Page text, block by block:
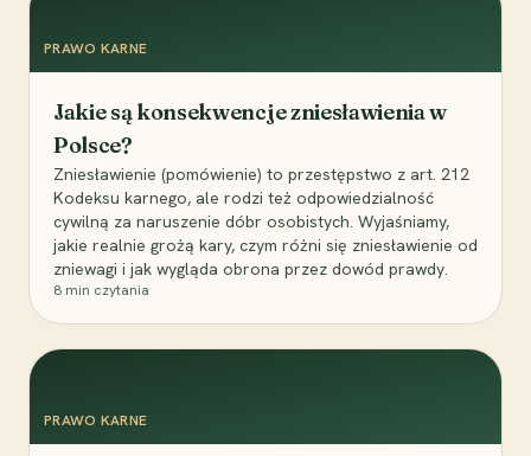
PRAWO KARNE
Jakie są konsekwencje zniesławienia w
Polsce?
Zniesławienie (pomówienie) to przestępstwo z art. 212
Kodeksu karnego, ale rodzi też odpowiedzialność
cywilną za naruszenie dóbr osobistych. Wyjaśniamy,
jakie realnie grożą kary, czym różni się zniesławienie od
zniewagi i jak wygląda obrona przez dowód prawdy.
8 min czytania
PRAWO KARNE